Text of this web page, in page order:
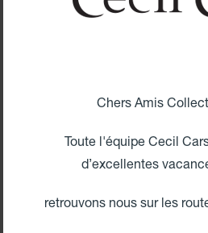
Chers Amis
Toute l'équipe Cecil
d’excellentes
retrouvons nous sur les